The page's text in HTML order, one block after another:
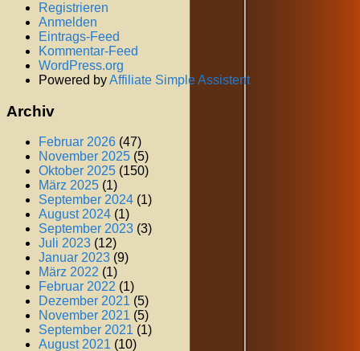
Registrieren
Anmelden
Eintrags-Feed
Kommentar-Feed
WordPress.org
Powered byAffiliate Simple Assistent
Archiv
Februar 2026 (47)
November 2025 (5)
Oktober 2025 (150)
März 2025 (1)
September 2024 (1)
August 2024 (1)
September 2023 (3)
Juli 2023 (12)
Januar 2023 (9)
März 2022 (1)
Februar 2022 (1)
Dezember 2021 (5)
November 2021 (5)
September 2021 (1)
August 2021 (10)